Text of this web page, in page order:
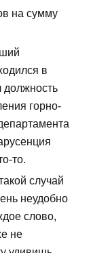
на сумму
в
должность
горно-
то.
случай
неудобно
слово,
не